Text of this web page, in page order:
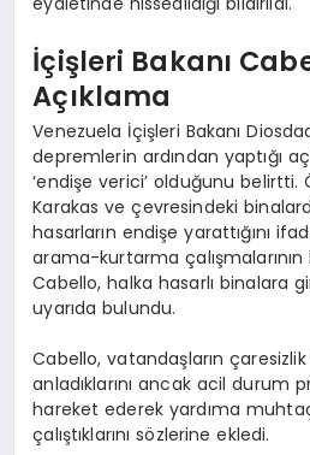
İçişleri Bakanı
Açıklama
Venezuela İçişleri Bakanı
depremlerin ardından yaptığı
‘endişe verici’ olduğunu belirtti.
Karakas ve çevresindeki
hasarların endişe yarattığını
arama-kurtarma çalışmalarının
Cabello, halka hasarlı binalara
uyarıda bulundu.
Cabello, vatandaşların
anladıklarını ancak acil durum
hareket ederek yardıma
çalıştıklarını sözlerine ekledi.